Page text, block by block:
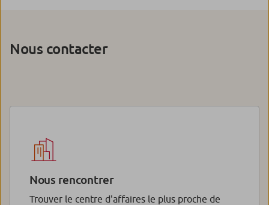
Nous contacter
Nous rencontrer
Trouver le centre d'affaires le plus proche de